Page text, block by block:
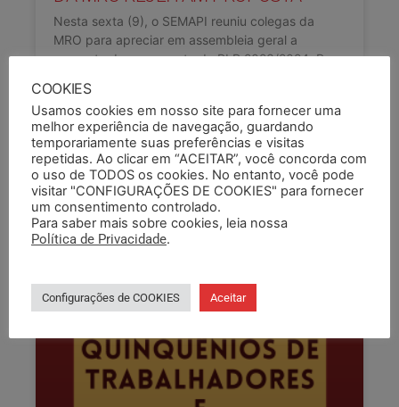
Nesta sexta (9), o SEMAPI reuniu colegas da
MRO para apreciar em assembleia geral a
proposta de pagamento do PLR 2023/2024. Por
LEIA COMPLETO »
09/08/2024
COOKIES
Usamos cookies em nosso site para fornecer uma
melhor experiência de navegação, guardando
temporariamente suas preferências e visitas
repetidas. Ao clicar em “ACEITAR”, você concorda com
o uso de TODOS os cookies. No entanto, você pode
visitar "CONFIGURAÇÕES DE COOKIES" para fornecer
um consentimento controlado.
Para saber mais sobre cookies, leia nossa
Política de Privacidade.
Configurações de COOKIES Aceitar